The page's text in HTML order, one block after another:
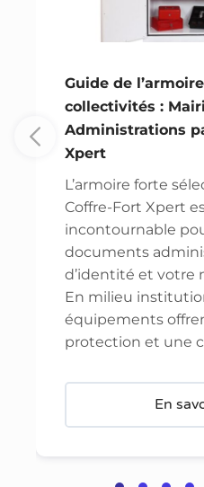
Guide de
collectivités :
Administrations
Xpert
L’armoire forte
Coffre-Fort Xpert
incontournable
documents
d’identité et votre
En milieu
équipements
protection et une
En